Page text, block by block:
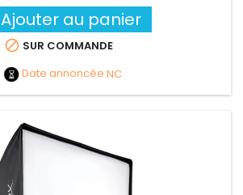
Ajouter au panier
 SUR COMMANDE
Date annoncée NC